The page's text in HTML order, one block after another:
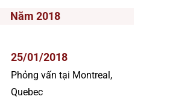
Năm 2018
25/01/2018
Phỏng vấn tại Montreal,
Quebec